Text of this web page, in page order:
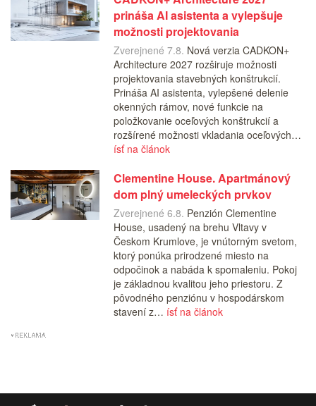
prináša AI asistenta a vylepšuje
možnosti projektovania
Zverejnené 7.8. Nová verzia CADKON+
Architecture 2027 rozširuje možnosti
projektovania stavebných konštrukcií.
Prináša AI asistenta, vylepšené delenie
okenných rámov, nové funkcie na
položkovanie oceľových konštrukcií a
rozšírené možnosti vkladania oceľových…
ísť na článok
Clementine House. Apartmánový
dom plný umeleckých prvkov
Zverejnené 6.8. Penzión Clementine
House, usadený na brehu Vltavy v
Českom Krumlove, je vnútorným svetom,
ktorý ponúka prirodzené miesto na
odpočinok a nabáda k spomaleniu. Pokoj
je základnou kvalitou jeho priestoru. Z
pôvodného penziónu v hospodárskom
stavení z… ísť na článok